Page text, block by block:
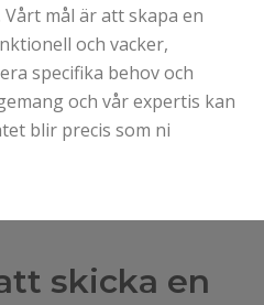
mål är att skapa en
och vacker,
specifika behov och
och vår expertis kan
blir precis som ni
skicka en